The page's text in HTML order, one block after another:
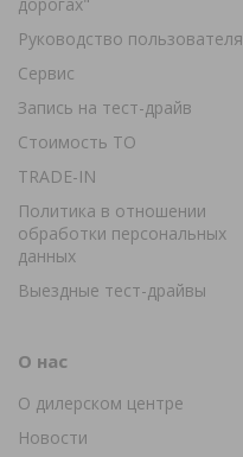
Руководство пользователя
Сервис
Запись на тест-драйв
Стоимость ТО
TRADE-IN
Политика в отношении
обработки персональных
данных
Выездные тест-драйвы
О нас
О дилерском центре
Новости